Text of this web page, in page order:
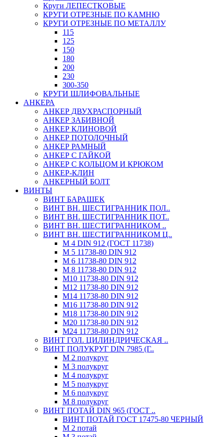
Круги ЛЕПЕСТКОВЫЕ
КРУГИ ОТРЕЗНЫЕ ПО КАМНЮ
КРУГИ ОТРЕЗНЫЕ ПО МЕТАЛЛУ
115
125
150
180
200
230
300-350
КРУГИ ШЛИФОВАЛЬНЫЕ
АНКЕРА
АНКЕР ДВУХРАСПОРНЫЙ
АНКЕР ЗАБИВНОЙ
АНКЕР КЛИНОВОЙ
АНКЕР ПОТОЛОЧНЫЙ
АНКЕР РАМНЫЙ
АНКЕР С ГАЙКОЙ
АНКЕР С КОЛЬЦОМ И КРЮКОМ
АНКЕР-КЛИН
АНКЕРНЫЙ БОЛТ
ВИНТЫ
ВИНТ БАРАШЕК
ВИНТ ВН. ШЕСТИГРАННИК ПОЛ..
ВИНТ ВН. ШЕСТИГРАННИК ПОТ..
ВИНТ ВН. ШЕСТИГРАННИКОМ ..
ВИНТ ВН. ШЕСТИГРАННИКОМ Ц..
М 4 DIN 912 (ГОСТ 11738)
М 5 11738-80 DIN 912
М 6 11738-80 DIN 912
М 8 11738-80 DIN 912
М10 11738-80 DIN 912
М12 11738-80 DIN 912
М14 11738-80 DIN 912
М16 11738-80 DIN 912
М18 11738-80 DIN 912
М20 11738-80 DIN 912
М24 11738-80 DIN 912
ВИНТ ГОЛ. ЦИЛИНДРИЧЕСКАЯ ..
ВИНТ ПОЛУКРУГ DIN 7985 (Г..
М 2 полукруг
М 3 полукруг
М 4 полукруг
М 5 полукруг
М 6 полукруг
М 8 полукруг
ВИНТ ПОТАЙ DIN 965 (ГОСТ ..
ВИНТ ПОТАЙ ГОСТ 17475-80 ЧЕРНЫЙ
М 2 потай